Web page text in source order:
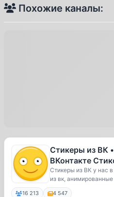
Похожие каналы:
Стикеры из ВК
ВКонтакте
Стикеры из ВК у нас в
из вк,
16 213 4 547